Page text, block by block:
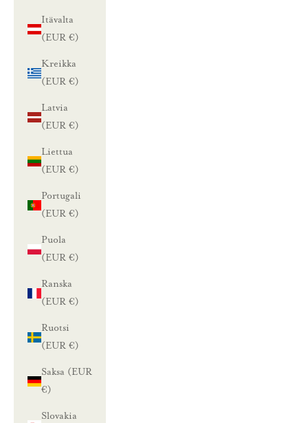
Itävalta
(EUR €)
Kreikka
(EUR €)
Latvia
(EUR €)
Liettua
(EUR €)
Portugali
(EUR €)
Puola
(EUR €)
Ranska
(EUR €)
Ruotsi
(EUR €)
Saksa (EUR
€)
Slovakia